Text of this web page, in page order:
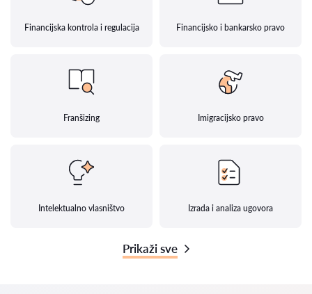
Financijska kontrola i regulacija Financijsko i bankarsko pravo
Franšizing Imigracijsko pravo
Intelektualno vlasništvo Izrada i analiza ugovora
Prikaži sve